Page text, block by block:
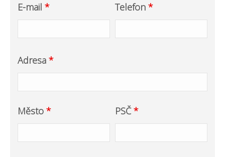
E-mail * Telefon *
Adresa *
Město * PSČ*